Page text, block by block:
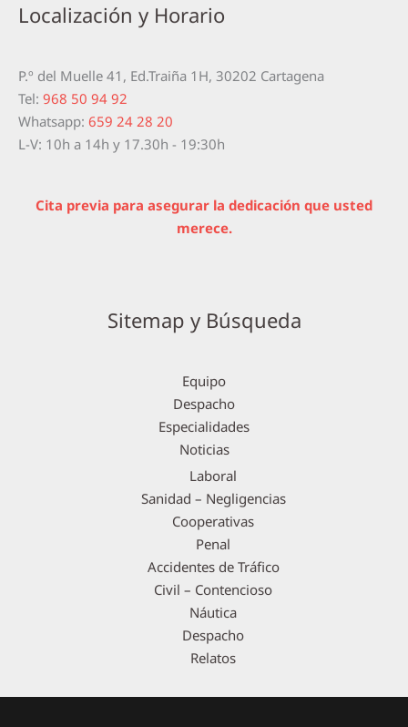
Localización y Horario
P.º del Muelle 41, Ed.Traiña 1H, 30202 Cartagena
Tel: 968 50 94 92
Whatsapp: 659 24 28 20
L-V: 10h a 14h y 17.30h - 19:30h
Cita previa para asegurar la dedicación que usted
merece.
Sitemap y Búsqueda
Equipo
Despacho
Especialidades
Noticias
Laboral
Sanidad – Negligencias
Cooperativas
Penal
Accidentes de Tráfico
Civil – Contencioso
Náutica
Despacho
Relatos